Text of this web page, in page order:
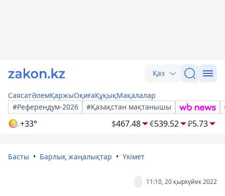
Қаз
СаясатӘлемҚаржыОқиғаҚұқықМақалалар
#Референдум-2026
#Қазақстан мақтанышы
+33° $467.48 €539.52 ₽5.73
Басты Барлық жаңалықтар Үкімет
11:10, 20 қыркүйек 2022